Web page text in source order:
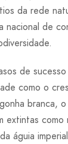
da rede
nacional de
de
como o
branca,
extintas
águia